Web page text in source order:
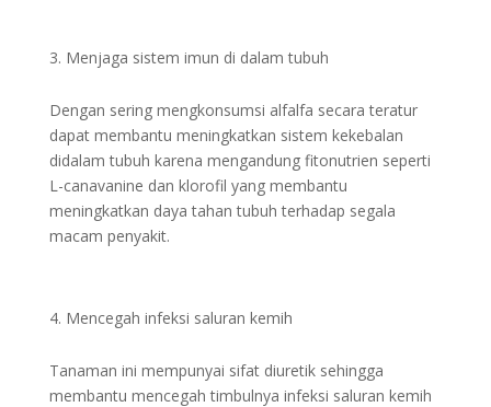
Menjaga sistem imun di dalam tubuh
Dengan sering mengkonsumsi alfalfa secara teratur
dapat membantu meningkatkan sistem kekebalan
didalam tubuh karena mengandung fitonutrien seperti
L-canavanine dan klorofil yang membantu
meningkatkan daya tahan tubuh terhadap segala
macam penyakit.
Mencegah infeksi saluran kemih
Tanaman ini mempunyai sifat diuretik sehingga
membantu mencegah timbulnya infeksi saluran kemih